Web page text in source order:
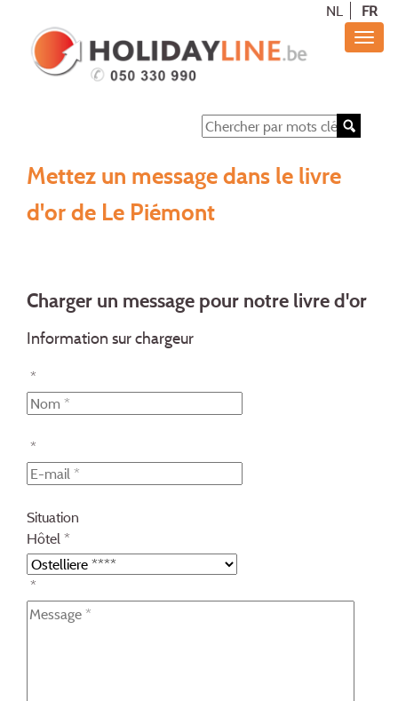
NL FR
Mettez un message dans le livre
d'or de Le Piémont
Charger un message pour notre livre d'or
Information sur chargeur
*
*
Situation
Hôtel *
*